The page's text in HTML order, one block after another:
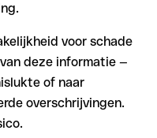
voor schade
deze informatie —
of naar
overschrijvingen.